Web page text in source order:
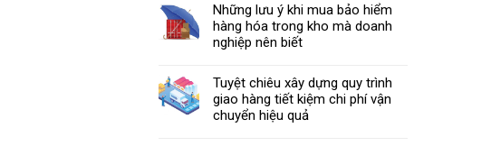
Những lưu ý khi mua bảo hiểm
hàng hóa trong kho mà doanh
nghiệp nên biết
Tuyệt chiêu xây dựng quy trình
giao hàng tiết kiệm chi phí vận
chuyển hiệu quả